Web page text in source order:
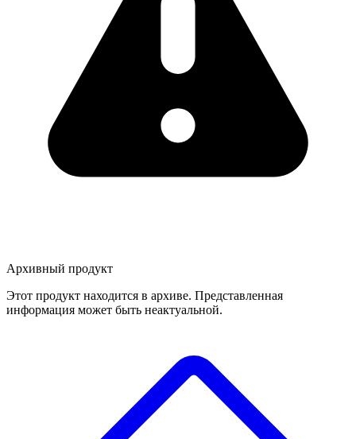
Архивный продукт
Этот продукт находится в архиве. Представленная
информация может быть неактуальной.